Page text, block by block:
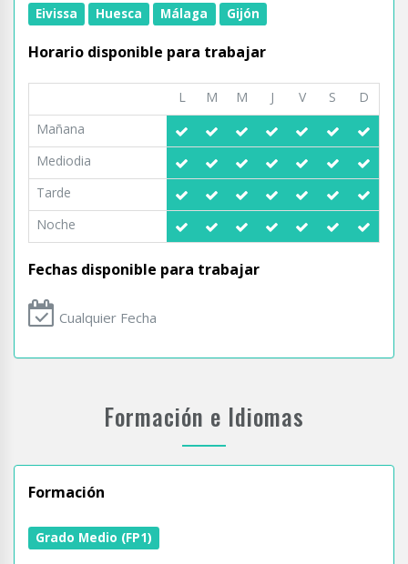
Eivissa Huesca Málaga Gijón
Horario disponible para trabajar
L M M J V S
D
Mañana
Mediodia
Tarde
Noche
Fechas disponible para trabajar
Cualquier Fecha
Formación e Idiomas
Formación
Grado Medio (FP1)